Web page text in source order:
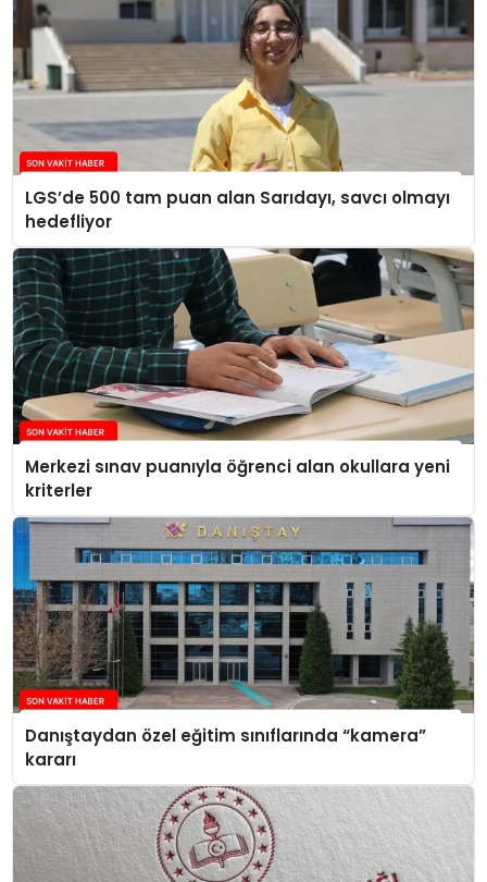
LGS’de 500 tam puan alan Sarıdayı, savcı olmayı
hedefliyor
Merkezi sınav puanıyla öğrenci alan okullara yeni
kriterler
Danıştaydan özel eğitim sınıflarında “kamera”
kararı